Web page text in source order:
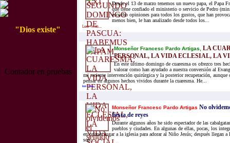
"Dios existe"
Contador en pruebas
Desde el 13 de marzo tenemos un nuevo papa, el Papa
que tiene confiado el ministerio o servicio de Pedro
escucho opiniones para todos los gustos, que han
menos bien, le han analizado desde todos los...
Leer mas...
Monseñor Francesc Pardo Artigas, LA
PERSONAL, LA VIDA ECLESIAL, LA
En este último domingo de cuaresma os ofrezco tres
valorar como han ayudado a nuestra conversión al
mi reciente intervención quirúrgica y la posterior recuperación, aunque
pensar en algunos hechos vividos durante la cuaresma. He...
leer mas...
Monseñor Francesc Pardo Artigas No
fiesta de reyes
Durante algunos años he sido espectador de las
pueblos y ciudades. En algunas de ellas, pocas, los
en primer lugar a la iglesia para adorar al Niño Jesús; después llegan a
son...